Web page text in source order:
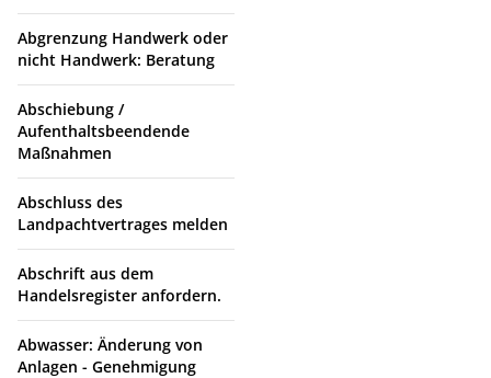
Abgrenzung Handwerk oder
nicht Handwerk: Beratung
Abschiebung /
Aufenthaltsbeendende
Maßnahmen
Abschluss des
Landpachtvertrages melden
Abschrift aus dem
Handelsregister anfordern.
Abwasser: Änderung von
Anlagen - Genehmigung